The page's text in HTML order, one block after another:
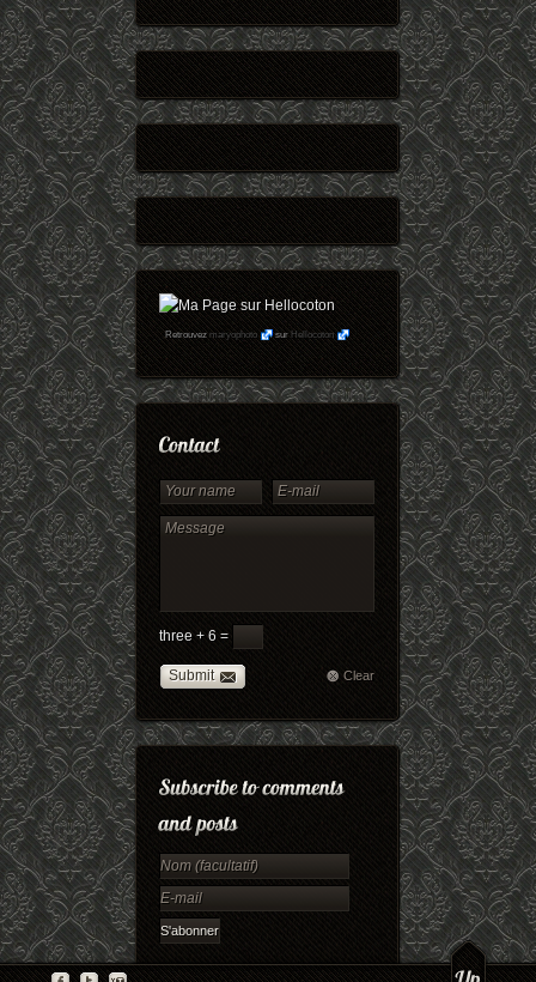
Retrouvezmaryophoto surHellocoton
three + 6 =
Submit Clear